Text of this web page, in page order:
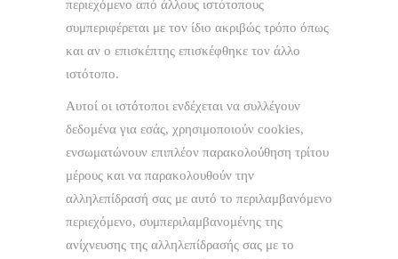
περιεχόμενο από άλλους ιστότοπους
συμπεριφέρεται με τον ίδιο ακριβώς τρόπο όπως
και αν ο επισκέπτης επισκέφθηκε τον άλλο
ιστότοπο.
Αυτοί οι ιστότοποι ενδέχεται να συλλέγουν
δεδομένα για εσάς, χρησιμοποιούν cookies,
ενσωματώνουν επιπλέον παρακολούθηση τρίτου
μέρους και να παρακολουθούν την
αλληλεπίδρασή σας με αυτό το περιλαμβανόμενο
περιεχόμενο, συμπεριλαμβανομένης της
ανίχνευσης της αλληλεπίδρασής σας με το